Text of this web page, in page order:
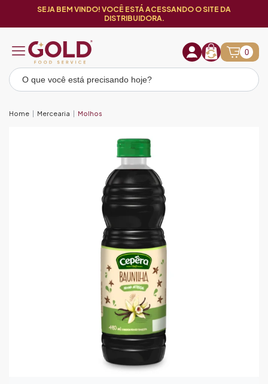
SEJA BEM VINDO! VOCÊ ESTÁ ACESSANDO O SITE DA
DISTRIBUIDORA.
0
Home Mercearia Molhos